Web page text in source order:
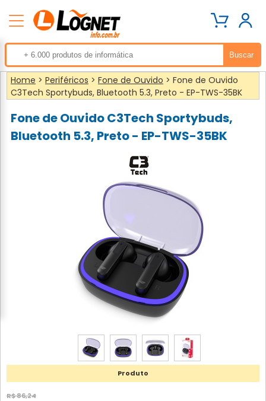
Home > Periféricos > Fone de Ouvido > Fone de Ouvido
C3Tech Sportybuds, Bluetooth 5.3, Preto - EP-TWS-35BK
Fone de Ouvido C3Tech Sportybuds,
Bluetooth 5.3, Preto - EP-TWS-35BK
Produto
R$ 86,24